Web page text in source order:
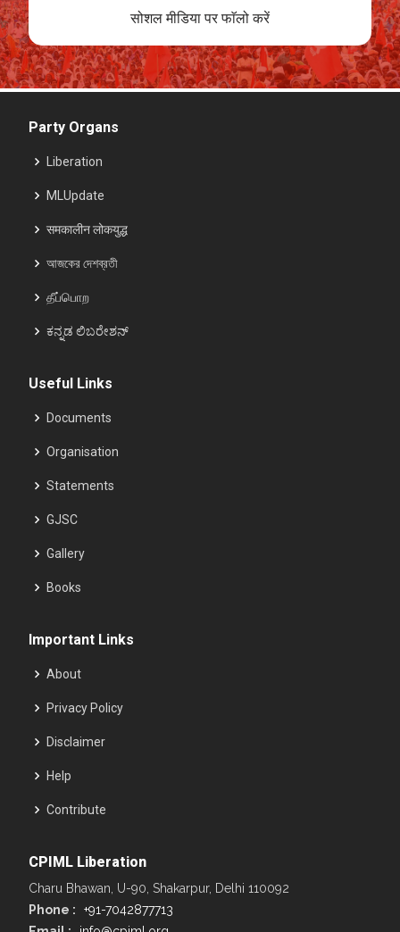
सोशल मीडिया पर फाॅलो करें
Party Organs
Liberation
MLUpdate
समकालीन लोकयुद्ध
আজকের দেশব্রতী
தீப்பொற
ಕನ್ನಡ ಲಿಬರೇಶನ್
Useful Links
Documents
Organisation
Statements
GJSC
Gallery
Books
Important Links
About
Privacy Policy
Disclaimer
Help
Contribute
CPIML Liberation
Charu Bhawan, U-90, Shakarpur, Delhi 110092
Phone :
+91-7042877713